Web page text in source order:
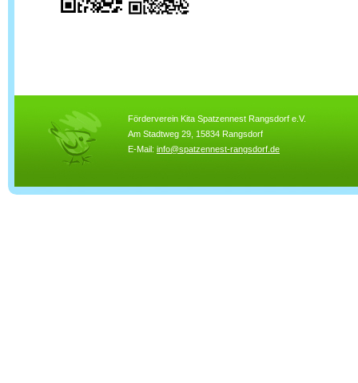
Förderverein Kita Spatzennest Rangsdorf e.V.
Am Stadtweg 29, 15834 Rangsdorf
E-Mail: info@spatzennest-rangsdorf.de